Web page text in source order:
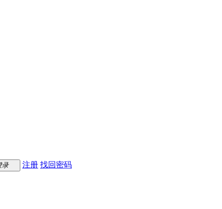
录 注册 找回密码